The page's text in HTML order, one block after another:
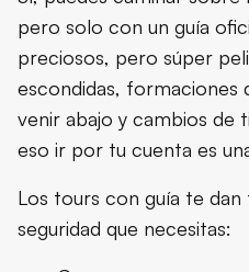
pero solo con un guía
preciosos, pero súper
escondidas, formaciones
venir abajo y cambios
eso ir por tu cuenta es
Los tours con guía te
seguridad que necesitas: